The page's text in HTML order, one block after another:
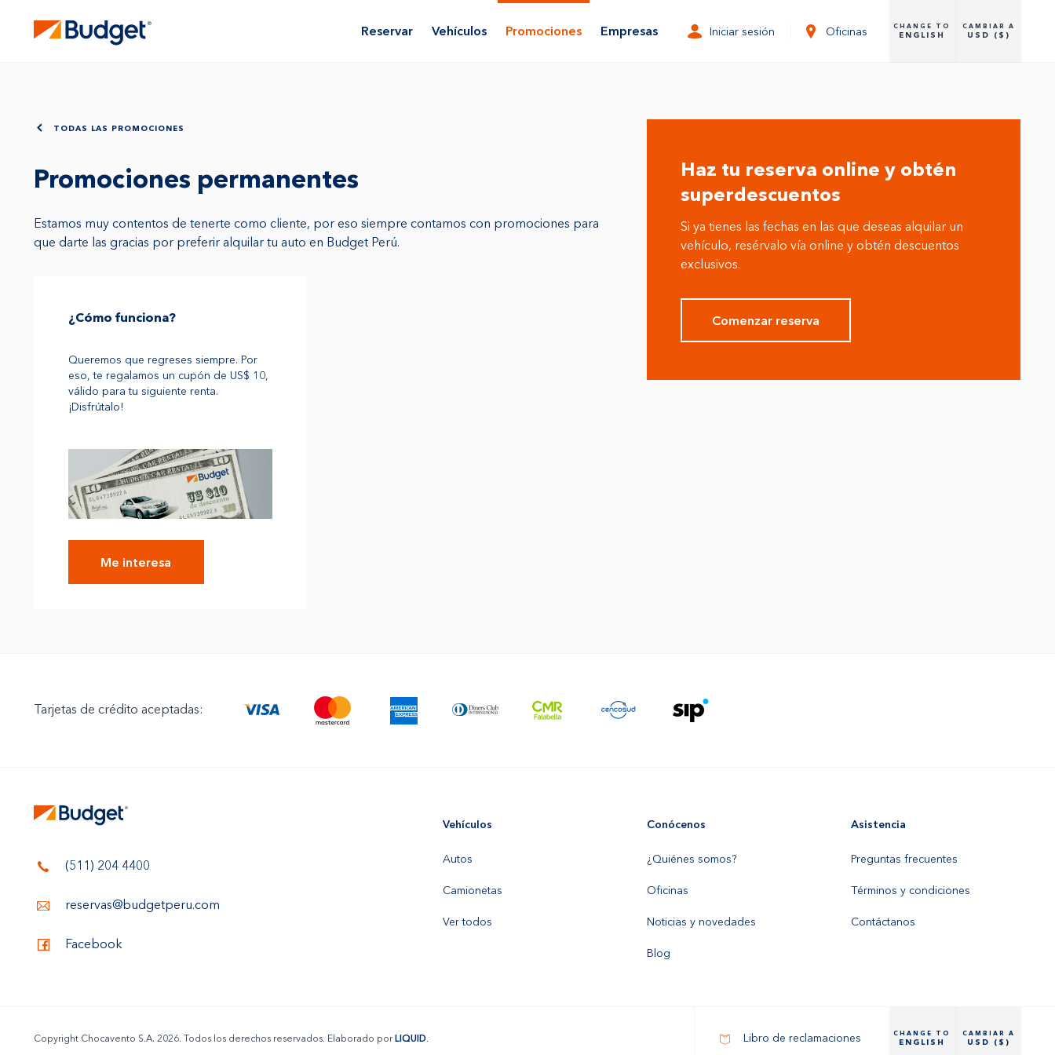
Reservar Vehículos Promociones Empresas Iniciar sesión Oficinas CHANGE TO
ENGLISH
CAMBIAR A
USD ($)
TODAS LAS PROMOCIONES
Promociones permanentes
Estamos muy contentos de tenerte como cliente, por eso siempre contamos con promociones para
que darte las gracias por preferir alquilar tu auto en Budget Perú.
¿Cómo funciona?
Queremos que regreses siempre. Por
eso, te regalamos un cupón de US$ 10,
válido para tu siguiente renta.
¡Disfrútalo!
Me interesa
Haz tu reserva online y obtén
superdescuentos
Si ya tienes las fechas en las que deseas alquilar un
vehículo, resérvalo vía online y obtén descuentos
exclusivos.
Comenzar reserva
Tarjetas de crédito aceptadas:
(511) 204 4400
reservas@budgetperu.com
Facebook
Asistencia
Preguntas frecuentes
Términos y condiciones
Contáctanos
Vehículos
Autos
Camionetas
Ver todos
Conócenos
¿Quiénes somos?
Oficinas
Noticias y novedades
Blog
Libro de reclamaciones CHANGE TO
ENGLISH
CAMBIAR A
USD ($)
Copyright Chocavento S.A. 2026. Todos los derechos reservados. Elaborado porLIQUID.